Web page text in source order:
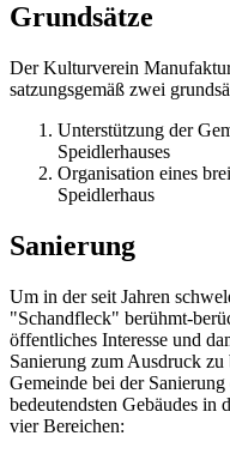
Grundsätze
Der Kulturverein
satzungsgemäß zwei
Unterstützung der
Speidlerhauses
Organisation eines
Speidlerhaus
Sanierung
Um in der seit Jahren
"Schandfleck" berühmt-
öffentliches Interesse und
Sanierung zum Ausdruck
Gemeinde bei der
bedeutendsten Gebäudes in
vier Bereichen: